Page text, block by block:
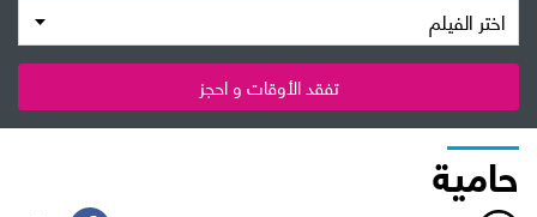
اختر الفيلم
تفقد الأوقات و احجز
حامية